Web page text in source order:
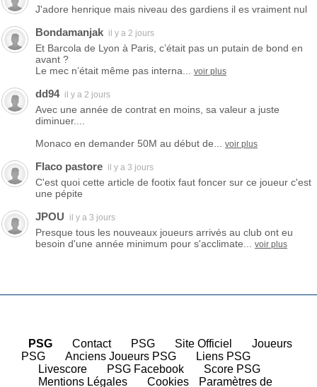
J'adore henrique mais niveau des gardiens il es vraiment nul
Bondamanjak il y a 2 jours
Et Barcola de Lyon à Paris, c’était pas un putain de bond en
avant ?
Le mec n’était même pas interna...
voir plus
dd94 il y a 2 jours
Avec une année de contrat en moins, sa valeur a juste
diminuer....
Monaco en demander 50M au début de...
voir plus
Flaco pastore il y a 3 jours
C'est quoi cette article de footix faut foncer sur ce joueur c'est
une pépite
JPOU il y a 3 jours
Presque tous les nouveaux joueurs arrivés au club ont eu
besoin d'une année minimum pour s'acclimate...
voir plus
PSG Contact PSG Site Officiel
Joueurs
PSG
Anciens Joueurs PSG
Liens PSG
Livescore PSG Facebook
Score PSG
Mentions Légales Cookies Paramètres de